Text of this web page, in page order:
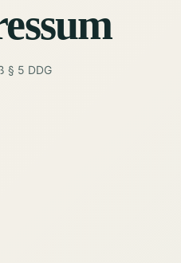
§ 5 DDG